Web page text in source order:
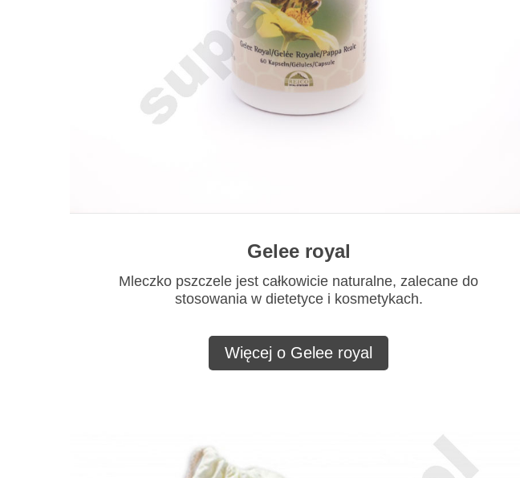
Gelee royal
Mleczko pszczele jest całkowicie naturalne, zalecane do
stosowania w dietetyce i kosmetykach.
Więcej o Gelee royal